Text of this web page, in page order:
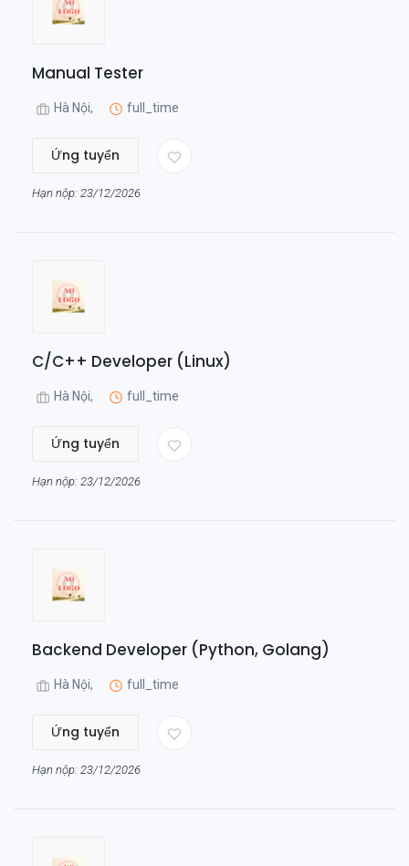
Manual Tester
Hà Nội, full_time
Ứng tuyển
Hạn nộp: 23/12/2026
C/C++ Developer (Linux)
Hà Nội, full_time
Ứng tuyển
Hạn nộp: 23/12/2026
Backend Developer (Python, Golang)
Hà Nội, full_time
Ứng tuyển
Hạn nộp: 23/12/2026